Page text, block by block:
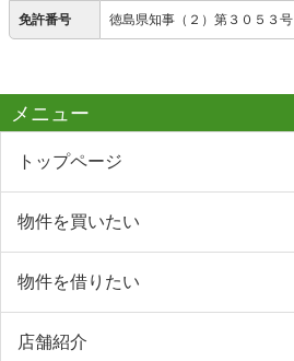
免許番号 徳島県知事（２）第３０５３号
メニュー
トップページ
物件を買いたい
物件を借りたい
店舗紹介